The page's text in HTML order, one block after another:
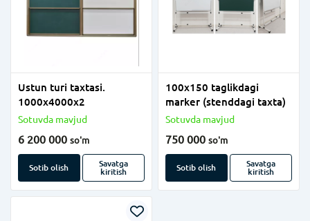
Ustun turi taxtasi.
1000x4000x2
Sotuvda mavjud
6 200 000 so'm
Sotib olish
Savatga
kiritish
100x150 taglikdagi
marker (stenddagi taxta)
Sotuvda mavjud
750 000 so'm
Sotib olish
Savatga
kiritish